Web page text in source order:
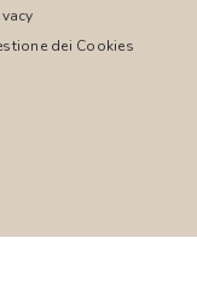
dei Cookies